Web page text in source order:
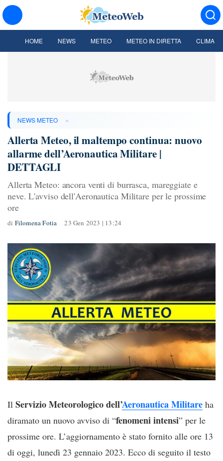
HOME NEWS METEO METEO IN DIRETTA CLIMA
NEWS METEO »
Allerta Meteo, il maltempo continua: nuovo
allarme dell’Aeronautica Militare |
DETTAGLI
Allerta Meteo: ancora venti di burrasca, mareggiate e
neve. L'avviso dell'Aeronautica Militare per le prossime
ore
di Filomena Fotia 23 Gen 2023 | 13:24
Il Servizio Meteorologico dell’Aeronautica Militare ha
diramato un nuovo avviso di “fenomeni intensi” per le
prossime ore. L’aggiornamento è stato fornito alle ore 13
di oggi, lunedì 23 gennaio 2023. Ecco di seguito il testo